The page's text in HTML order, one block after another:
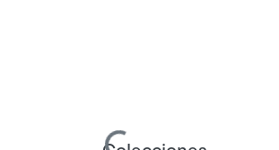
Cargando...